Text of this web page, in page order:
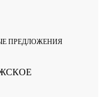
ПРЕДЛОЖЕНИЯ